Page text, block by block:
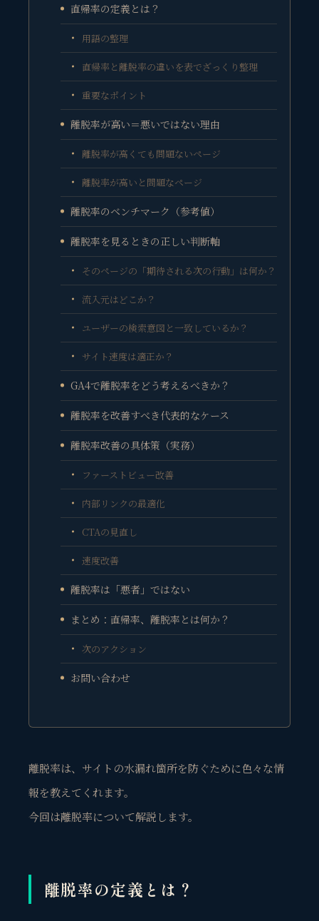
直帰率の定義とは？
用語の整理
直帰率と離脱率の違いを表でざっくり整理
重要なポイント
離脱率が高い＝悪いではない理由
離脱率が高くても問題ないページ
離脱率が高いと問題なページ
離脱率のベンチマーク（参考値）
離脱率を見るときの正しい判断軸
そのページの「期待される次の行動」は何か？
流入元はどこか？
ユーザーの検索意図と一致しているか？
サイト速度は適正か？
GA4で離脱率をどう考えるべきか？
離脱率を改善すべき代表的なケース
離脱率改善の具体策（実務）
ファーストビュー改善
内部リンクの最適化
CTAの見直し
速度改善
離脱率は「悪者」ではない
まとめ：直帰率、離脱率とは何か？
次のアクション
お問い合わせ
離脱率は、サイトの水漏れ箇所を防ぐために色々な情
報を教えてくれます。
今回は離脱率について解説します。
離脱率の定義とは？